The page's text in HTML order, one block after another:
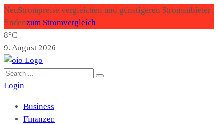
NeuStrompreise vergleichen und günstigeren Stromanbieter
findenzum Stromvergleich
8°C
9. August 2026
Login
Business
Finanzen